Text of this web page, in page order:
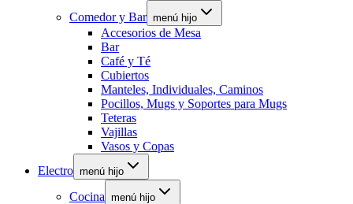
Comedor y Bar menú hijo
Accesorios de Mesa
Bar
Café y Té
Cubiertos
Manteles, Individuales, Caminos
Pocillos, Mugs y Soportes para Mugs
Teteras
Vajillas
Vasos y Copas
Electro menú hijo
Cocina menú hijo